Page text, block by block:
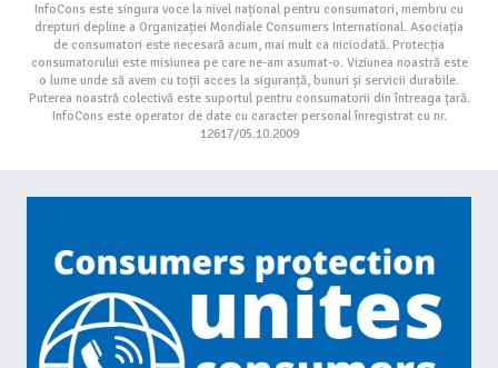
InfoCons este singura voce la nivel național pentru consumatori, membru cu
drepturi depline a Organizației Mondiale Consumers International. Asociația
de consumatori este necesară acum, mai mult ca niciodată. Protecția
consumatorului este misiunea pe care ne-am asumat-o. Viziunea noastră este
o lume unde să avem cu toții acces la siguranță, bunuri și servicii durabile.
Puterea noastră colectivă este suportul pentru consumatorii din întreaga țară.
InfoCons este operator de date cu caracter personal înregistrat cu nr.
12617/05.10.2009